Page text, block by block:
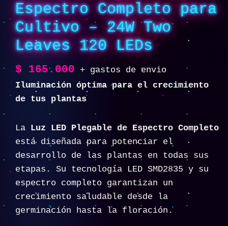
Espectro Completo para
Cultivo – 24W Two
Leaves 120 LEDs
$ 165.000
+ gastos de envio
Iluminación óptima para el crecimiento
de tus plantas
La Luz LED Plegable de Espectro Completo
está diseñada para potenciar el
desarrollo de las plantas en todas sus
etapas. Su tecnología LED SMD2835 y su
espectro completo garantizan un
crecimiento saludable desde la
germinación hasta la floración.